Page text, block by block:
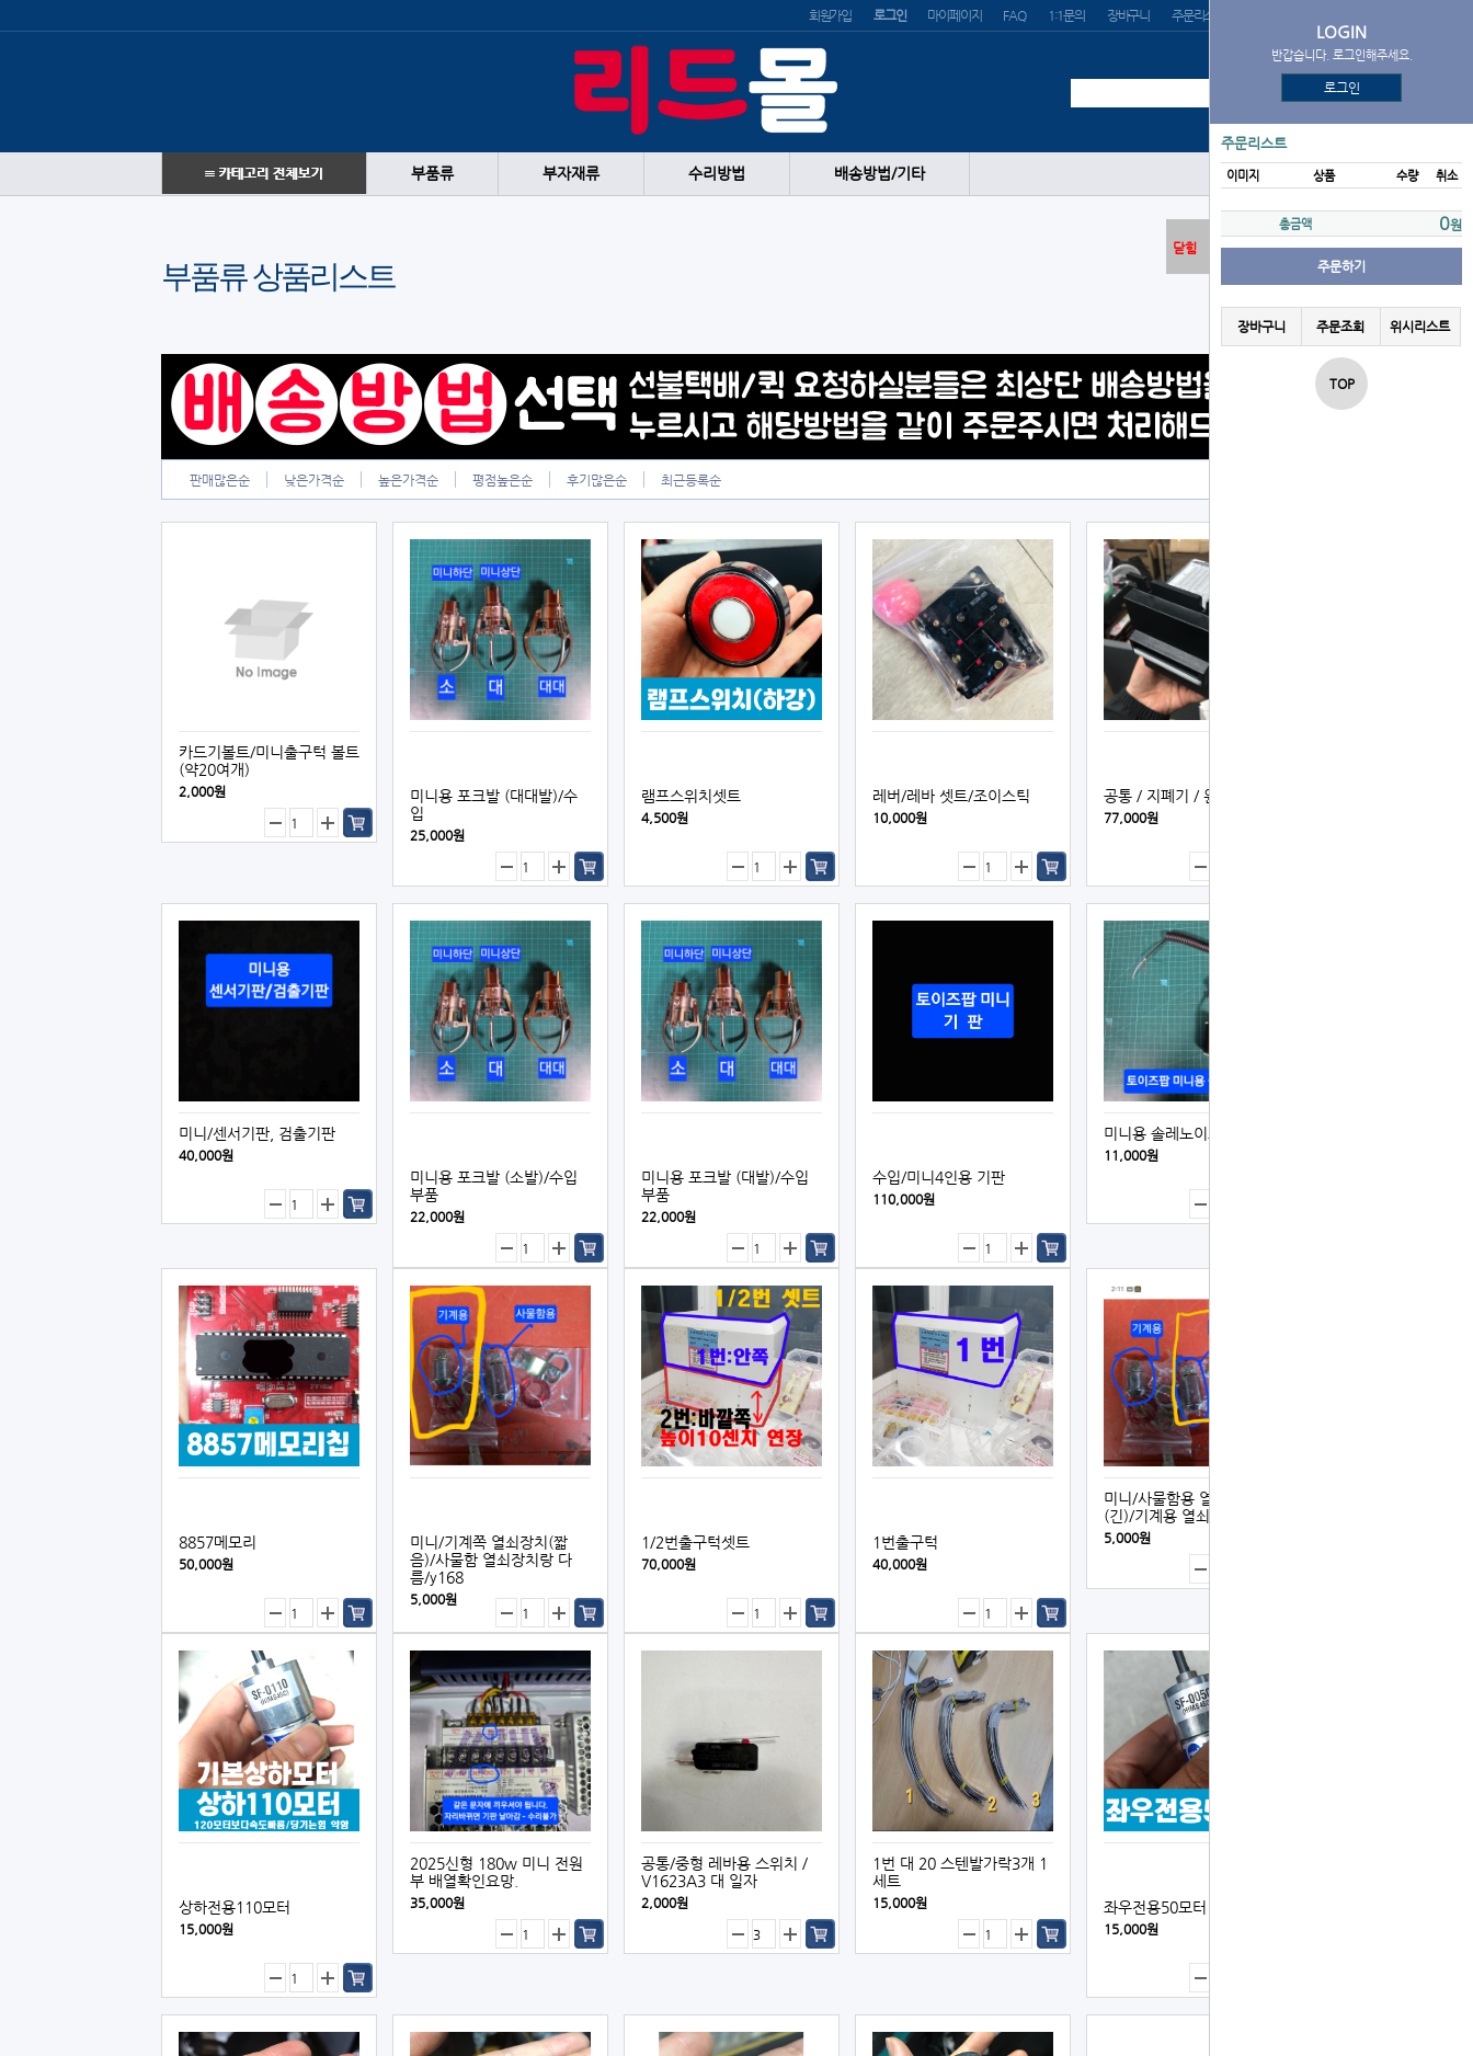
회원가입 로그인 마이페이지 FAQ 1:1문의 장바구니 주문리스트
부품류 부자재류 수리방법 배송방법/기타
부품류
부품류 상품리스트
LOGIN
반갑습니다. 로그인해주세요.
로그인
주문리스트
이미지 상품 수량 취소
총금액 0원
주문하기
장바구니 주문조회 위시리스트
TOP
닫힘
판매많은순 낮은가격순 높은가격순 평점높은순 후기많은순 최근등록순
카드기볼트/미니출구턱 볼트
(약20여개)
2,000원
미니용 포크발 (대대발)/수
입
25,000원
램프스위치셋트
4,500원
레버/레바 셋트/조이스틱
10,000원
공통／지폐기 / 원플러스
77,000원
미니/센서기판, 검출기판
40,000원
미니용 포크발 (소발)/수입
부품
22,000원
미니용 포크발 (대발)/수입
부품
22,000원
수입/미니4인용 기판
110,000원
미니용 솔레노이드
11,000원
8857메모리
50,000원
미니/기계쪽 열쇠장치(짧
음)/사물함 열쇠장치랑 다
름/y168
5,000원
1/2번출구턱셋트
70,000원
1번출구턱
40,000원
미니/사물함용 열쇠장치
(긴)/기계용 열쇠다름/y168
5,000원
상하전용110모터
15,000원
2025신형 180w 미니 전원
부 배열확인요망.
35,000원
공통/중형 레바용 스위치／
V1623A3 대 일자
2,000원
1번 대 20 스텐발가락3개 1
세트
15,000원 좌우전용50모터
15,000원